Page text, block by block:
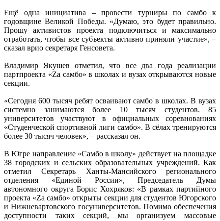
Ещё одна инициатива – провести турниры по самбо к
годовщине Великой Победы. «Думаю, это будет правильно.
Прошу активистов проекта подключиться и максимально
отработать, чтобы все субъекты активно приняли участие», –
сказал врио секретаря Генсовета.
Владимир Якушев отметил, что все два года реализации
партпроекта «Zа самбо» в школах и вузах открываются новые
секции.
«Сегодня 600 тысяч ребят осваивают самбо в школах. В вузах
системно занимаются более 10 тысяч студентов. 85
университетов участвуют в официальных соревнованиях
«Студенческой спортивной лиги самбо». В сёлах тренируются
более 30 тысяч человек», – рассказал он.
В Югре направление «Самбо в школу» действует на площадке
38 городских и сельских образовательных учреждений. Как
отметил Секретарь Ханты-Мансийского регионального
отделения «Единой России», Председатель Думы
автономного округа Борис Хохряков: «В рамках партийного
проекта «Zа самбо» открыты секции для студентов Югорского
и Нижневартовского госуниверситетов. Помимо обеспечения
доступности таких секций, мы организуем массовые